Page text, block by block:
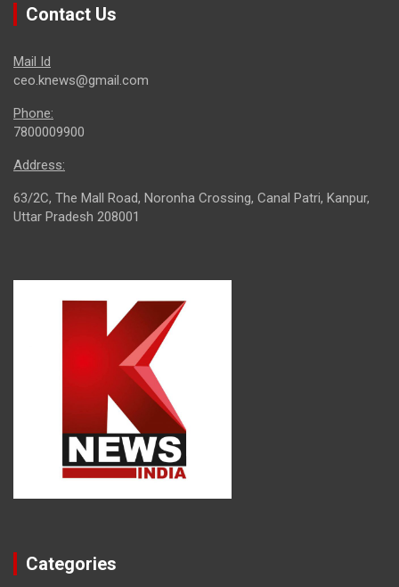
Contact Us
Mail Id
ceo.knews@gmail.com
Phone:
7800009900
Address:
63/2C, The Mall Road, Noronha Crossing, Canal Patri, Kanpur,
Uttar Pradesh 208001
Categories